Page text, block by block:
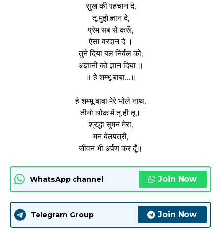
सुख की पहचान दे,
तू मुझे ज्ञान दे,
प्रेम सब से करूँ,
ऐसा वरदान दे ।
तुने दिया बल निर्बल को,
अज्ञानी को ज्ञान दिया ॥
॥ हे शम्भू बाबा…॥
हे शम्भू बाबा मेरे भोले नाथ,
तीनो लोक में तू ही तू।
श्रद्धा सुमन मेरा,
मन बेलपत्री,
जीवन भी अर्पण कर दूँ॥
WhatsApp channel Join Now
Telegram Group Join Now